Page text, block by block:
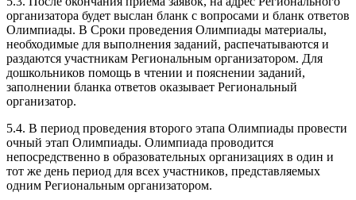
5.3. После окончания приема заявок, на адрес Регионального
организатора будет выслан бланк с вопросами и бланк ответов
Олимпиады. В Сроки проведения Олимпиады материалы,
необходимые для выполнения заданий, распечатываются и
раздаются участникам Региональным организатором. Для
дошкольников помощь в чтении и пояснении заданий,
заполнении бланка ответов оказывает Региональный
организатор.
5.4. В период проведения второго этапа Олимпиады провести
очный этап Олимпиады. Олимпиада проводится
непосредственно в образовательных организациях в один и
тот же день период для всех участников, представляемых
одним Региональным организатором.